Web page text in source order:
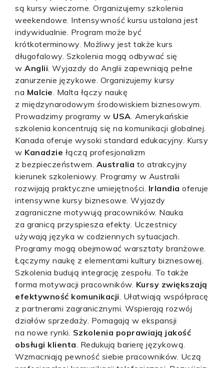
są kursy wieczorne. Organizujemy szkolenia
weekendowe. Intensywność kursu ustalana jest
indywidualnie. Program może być
krótkoterminowy. Możliwy jest także kurs
długofalowy. Szkolenia mogą odbywać się
w Anglii. Wyjazdy do Anglii zapewniają pełne
zanurzenie językowe. Organizujemy kursy
na Malcie. Malta łączy naukę
z międzynarodowym środowiskiem biznesowym.
Prowadzimy programy w USA. Amerykańskie
szkolenia koncentrują się na komunikacji globalnej.
Kanada oferuje wysoki standard edukacyjny. Kursy
w Kanadzie łączą profesjonalizm
z bezpieczeństwem. Australia to atrakcyjny
kierunek szkoleniowy. Programy w Australii
rozwijają praktyczne umiejętności. Irlandia oferuje
intensywne kursy biznesowe. Wyjazdy
zagraniczne motywują pracowników. Nauka
za granicą przyspiesza efekty. Uczestnicy
używają języka w codziennych sytuacjach.
Programy mogą obejmować warsztaty branżowe.
Łączymy naukę z elementami kultury biznesowej.
Szkolenia budują integrację zespołu. To także
forma motywacji pracowników. Kursy zwiększają
efektywność komunikacji. Ułatwiają współpracę
z partnerami zagranicznymi. Wspierają rozwój
działów sprzedaży. Pomagają w ekspansji
na nowe rynki. Szkolenia poprawiają jakość
obsługi klienta. Redukują barierę językową.
Wzmacniają pewność siebie pracowników. Uczą